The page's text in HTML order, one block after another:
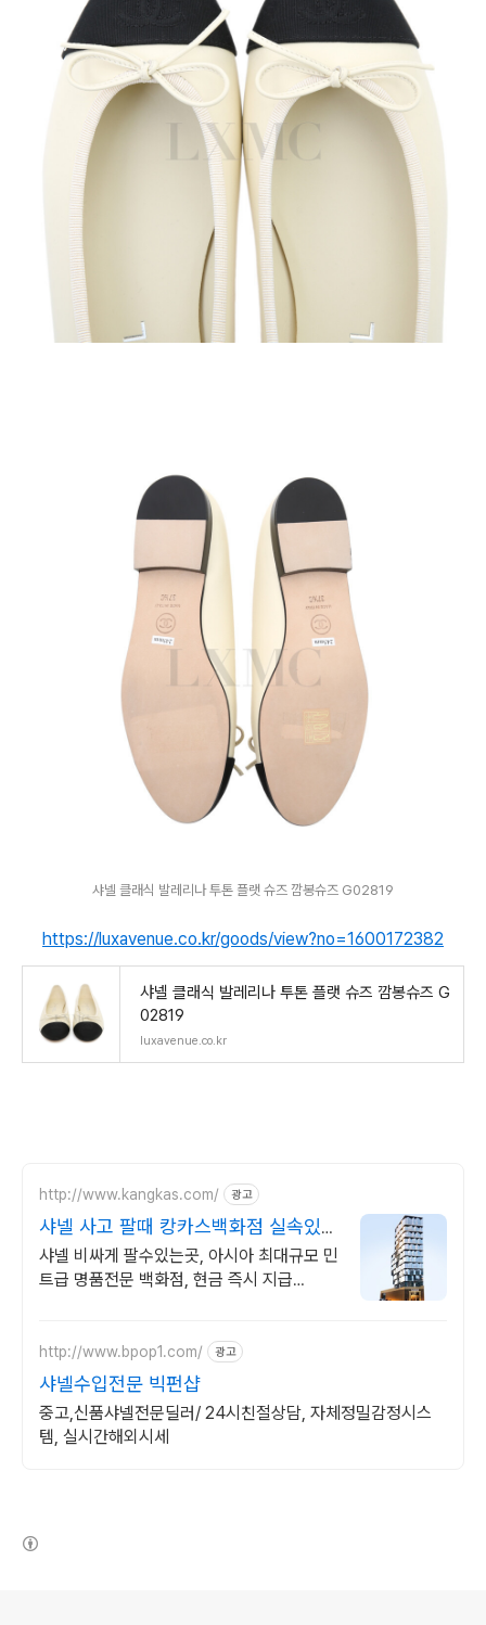
샤넬 클래식 발레리나 투톤 플랫 슈즈 깜봉슈즈 G02819
https://luxavenue.co.kr/goods/view?no=1600172382
샤넬 클래식 발레리나 투톤 플랫 슈즈 깜봉슈즈 G
02819
luxavenue.co.kr
http://www.kangkas.com/ 광고
샤넬 사고 팔때 캉카스백화점 실속있고
합리적인 샤넬 쇼핑
샤넬 비싸게 팔수있는곳, 아시아 최대규모 민
트급 명품전문 백화점, 현금 즉시 지급
http://www.bpop1.com/ 광고
샤넬수입전문 빅펀샵
중고,신품샤넬전문딜러/ 24시친절상담, 자체정밀감정시스
템, 실시간해외시세